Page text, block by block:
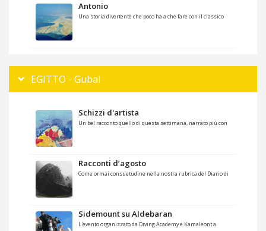
Antonio
Una storia divertente che poco ha a che fare con il classico
EGITTO - Gubal
Schizzi d'artista
Un bel racconto quello di questa settimana, narrato più con
Racconti d’agosto
Come ormai consuetudine nella nostra rubrica del Diario di
Sidemount su Aldebaran
L'evento organizzato da Diving Academy e Kamaleont a